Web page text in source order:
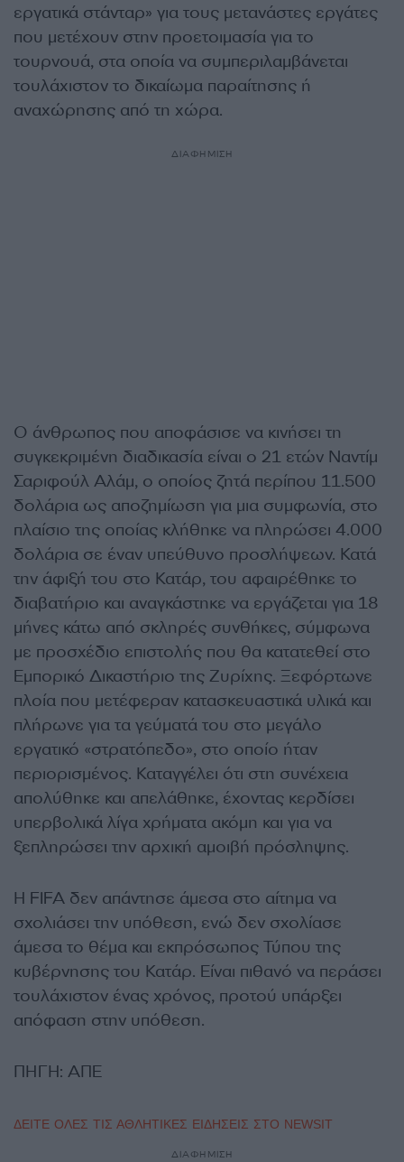
εργατικά στάνταρ» για τους μετανάστες εργάτες
που μετέχουν στην προετοιμασία για το
τουρνουά, στα οποία να συμπεριλαμβάνεται
τουλάχιστον το δικαίωμα παραίτησης ή
αναχώρησης από τη χώρα.
ΔΙΑΦΗΜΙΣΗ
Ο άνθρωπος που αποφάσισε να κινήσει τη
συγκεκριμένη διαδικασία είναι ο 21 ετών Ναντίμ
Σαριφούλ Αλάμ, ο οποίος ζητά περίπου 11.500
δολάρια ως αποζημίωση για μια συμφωνία, στο
πλαίσιο της οποίας κλήθηκε να πληρώσει 4.000
δολάρια σε έναν υπεύθυνο προσλήψεων. Κατά
την άφιξή του στο Κατάρ, του αφαιρέθηκε το
διαβατήριο και αναγκάστηκε να εργάζεται για 18
μήνες κάτω από σκληρές συνθήκες, σύμφωνα
με προσχέδιο επιστολής που θα κατατεθεί στο
Εμπορικό Δικαστήριο της Ζυρίχης. Ξεφόρτωνε
πλοία που μετέφεραν κατασκευαστικά υλικά και
πλήρωνε για τα γεύματά του στο μεγάλο
εργατικό «στρατόπεδο», στο οποίο ήταν
περιορισμένος. Καταγγέλει ότι στη συνέχεια
απολύθηκε και απελάθηκε, έχοντας κερδίσει
υπερβολικά λίγα χρήματα ακόμη και για να
ξεπληρώσει την αρχική αμοιβή πρόσληψης.
Η FIFA δεν απάντησε άμεσα στο αίτημα να
σχολιάσει την υπόθεση, ενώ δεν σχολίασε
άμεσα το θέμα και εκπρόσωπος Τύπου της
κυβέρνησης του Κατάρ. Είναι πιθανό να περάσει
τουλάχιστον ένας χρόνος, προτού υπάρξει
απόφαση στην υπόθεση.
ΠΗΓΗ: ΑΠΕ
ΔΕΙΤΕ ΟΛΕΣ ΤΙΣ ΑΘΛΗΤΙΚΕΣ ΕΙΔΗΣΕΙΣ ΣΤΟ NEWSIT
ΔΙΑΦΗΜΙΣΗ